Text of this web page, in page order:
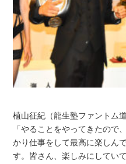
植山征紀（龍生塾ファントム
「やることをやってきたので
かり仕事をして最高に楽しん
す。皆さん、楽しみにしてい